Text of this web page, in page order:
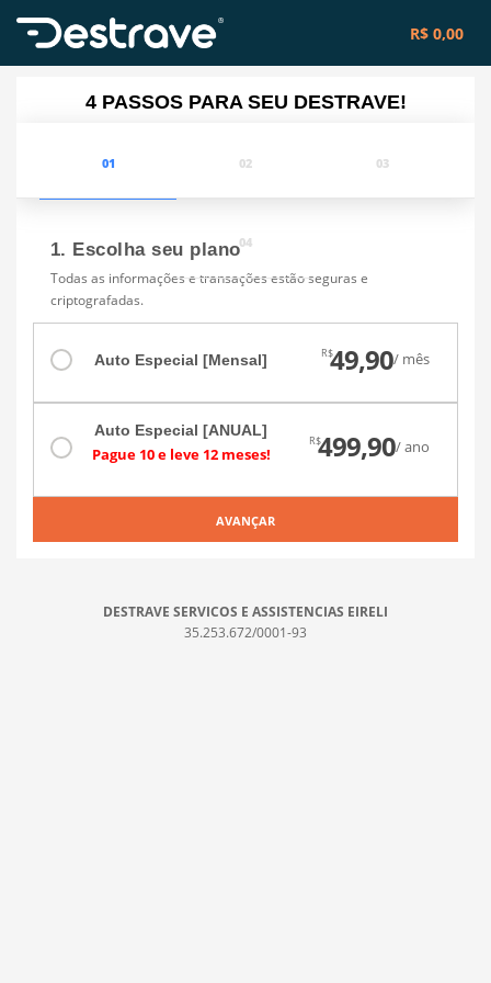
R$ 0,00
4 PASSOS PARA SEU DESTRAVE!
01 02 03
04
1. Escolha seu plano
Todas as informações e transações estão seguras e
criptografadas.
Auto Especial [Mensal] R$49,90/ mês
Auto Especial [ANUAL]
Pague 10 e leve 12 meses!
R$499,90/ ano
AVANÇAR
DESTRAVE SERVICOS E ASSISTENCIAS EIRELI
35.253.672/0001-93